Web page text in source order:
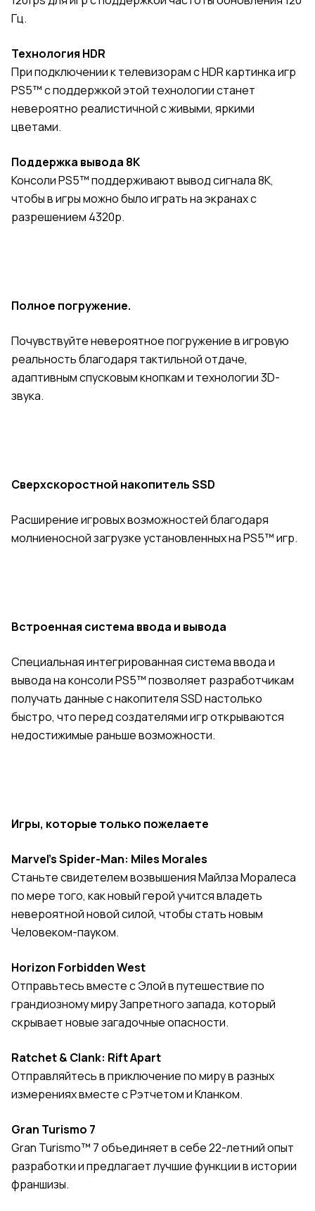
Гц.
Технология HDR
При подключении к телевизорам с HDR картинка игр
PS5™ с поддержкой этой технологии станет
невероятно реалистичной с живыми, яркими
цветами.
Поддержка вывода 8K
Консоли PS5™ поддерживают вывод сигнала 8K,
чтобы в игры можно было играть на экранах с
разрешением 4320p.
Полное погружение.
Почувствуйте невероятное погружение в игровую
реальность благодаря тактильной отдаче,
адаптивным спусковым кнопкам и технологии 3D-
звука.
Сверхскоростной накопитель SSD
Расширение игровых возможностей благодаря
молниеносной загрузке установленных на PS5™ игр.
Встроенная система ввода и вывода
Специальная интегрированная система ввода и
вывода на консоли PS5™ позволяет разработчикам
получать данные с накопителя SSD настолько
быстро, что перед создателями игр открываются
недостижимые раньше возможности.
Игры, которые только пожелаете
Marvel's Spider-Man: Miles Morales
Станьте свидетелем возвышения Майлза Моралеса
по мере того, как новый герой учится владеть
невероятной новой силой, чтобы стать новым
Человеком-пауком.
Horizon Forbidden West
Отправьтесь вместе с Элой в путешествие по
грандиозному миру Запретного запада, который
скрывает новые загадочные опасности.
Ratchet & Clank: Rift Apart
Отправляйтесь в приключение по миру в разных
измерениях вместе с Рэтчетом и Кланком.
Gran Turismo 7
Gran Turismo™ 7 объединяет в себе 22-летний опыт
разработки и предлагает лучшие функции в истории
франшизы.